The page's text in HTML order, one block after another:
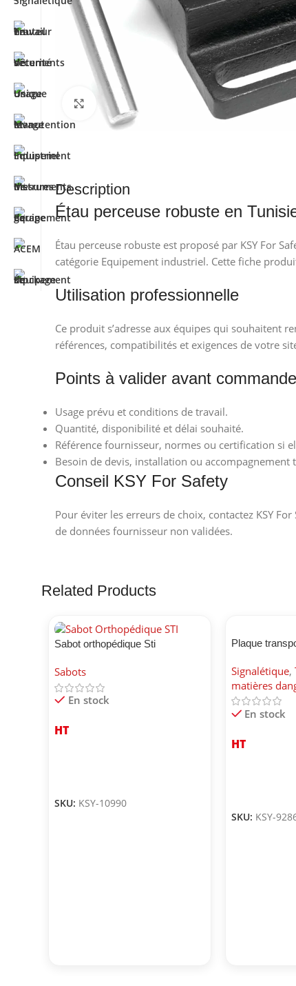
Cliquez pour agrandir
Description
Étau perceuse robuste en
Étau perceuse robuste est proposé par KSY For
catégorie Equipement industriel. Cette fiche
Utilisation professionnelle
Ce produit s’adresse aux équipes qui souhaitent
références, compatibilités et exigences de votre
Points à valider avant commande
Usage prévu et conditions de travail.
Quantité, disponibilité et délai souhaité.
Référence fournisseur, normes ou certification si
Besoin de devis, installation ou accompagnement
Conseil KSY For Safety
Pour éviter les erreurs de choix, contactez KSY
de données fournisseur non validées.
Related Products
Sabot orthopédique Sti
Sabots
En stock
HT
SKU: KSY-10990
Plaque
Signalétique,
matières
En stock
HT
SKU: KSY-